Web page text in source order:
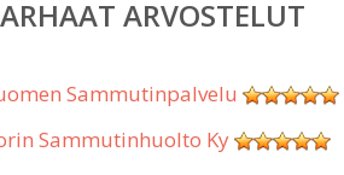
ARVOSTELUT
Sammutinpalvelu
Sammutinhuolto Ky